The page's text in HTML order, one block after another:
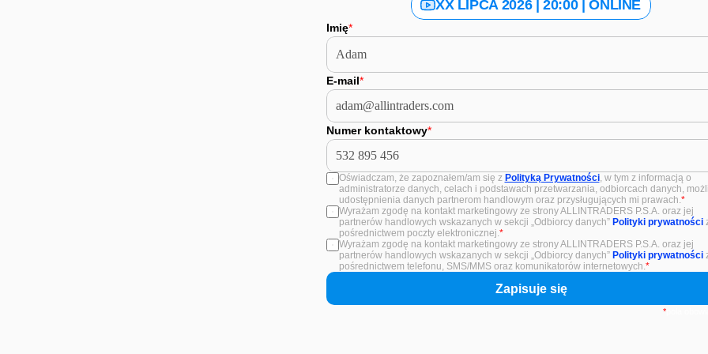
XX LIPCA 2026 | 20:00 | ONLINE
Imię*
E-mail*
Numer kontaktowy*
Oświadczam, że zapoznałem/am się z Polityką Prywatności, w tym z informacją o
administratorze danych, celach i podstawach przetwarzania, odbiorcach danych,
udostępnienia danych partnerom handlowym oraz przysługujących mi prawach.*
Wyrażam zgodę na kontakt marketingowy ze strony ALLINTRADERS P.S.A. oraz jej
partnerów handlowych wskazanych w sekcji „Odbiorcy danych” Polityki prywatności
pośrednictwem poczty elektronicznej.*
Wyrażam zgodę na kontakt marketingowy ze strony ALLINTRADERS P.S.A. oraz jej
partnerów handlowych wskazanych w sekcji „Odbiorcy danych” Polityki prywatności
pośrednictwem telefonu, SMS/MMS oraz komunikatorów internetowych.*
Zapisuje się
*pola